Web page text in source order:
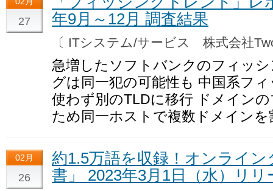
27
年9月～12月 調査結果
〔 ITシステム/サービス 株式会社
急増したソフトバンクのフィッ
グは同一犯の可能性も 中国系フ
使わず別のTLDに移行 ドメイン
ため同一ホストで複数ドメイン
02月
26
約1.5万語を収録！オンライ
書」 2023年3月1日（水）リリ